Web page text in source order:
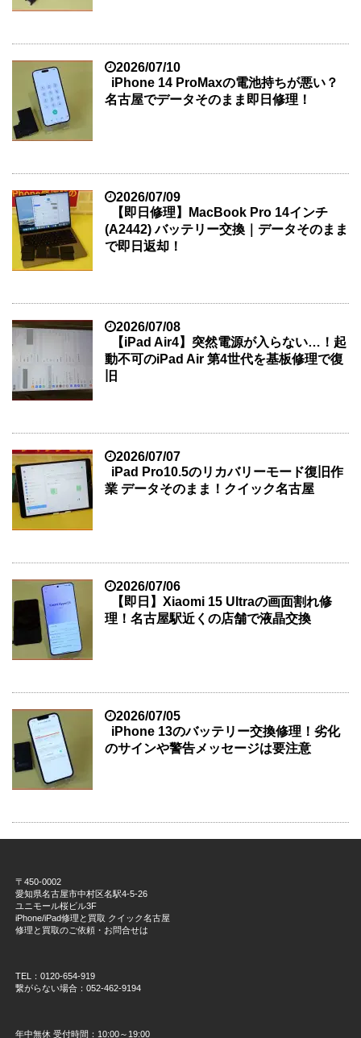
2026/07/10
iPhone 14 ProMaxの電池持ちが悪い？
名古屋でデータそのまま即日修理！
2026/07/09
【即日修理】MacBook Pro 14インチ
(A2442) バッテリー交換｜データそのまま
で即日返却！
2026/07/08
【iPad Air4】突然電源が入らない…！起
動不可のiPad Air 第4世代を基板修理で復
旧
2026/07/07
iPad Pro10.5のリカバリーモード復旧作
業 データそのまま！クイック名古屋
2026/07/06
【即日】Xiaomi 15 Ultraの画面割れ修
理！名古屋駅近くの店舗で液晶交換
2026/07/05
iPhone 13のバッテリー交換修理！劣化
のサインや警告メッセージは要注意
〒450-0002
愛知県名古屋市中村区名駅4-5-26
ユニモール桜ビル3F
iPhone/iPad修理と買取 クイック名古屋
修理と買取のご依頼・お問合せは
TEL：0120-654-919
繋がらない場合：052-462-9194
年中無休 受付時間：10:00～19:00